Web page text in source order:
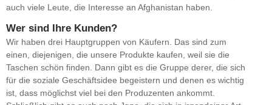
auch viele Leute, die Interesse an Afghanistan haben.
Wer sind Ihre Kunden?
Wir haben drei Hauptgruppen von Käufern. Das sind zum
einen, diejenigen, die unsere Produkte kaufen, weil sie die
Taschen schön finden. Dann gibt es die Gruppe derer, die sich
für die soziale Geschäftsidee begeistern und denen es wichtig
ist, dass möglichst viel bei den Produzenten ankommt.